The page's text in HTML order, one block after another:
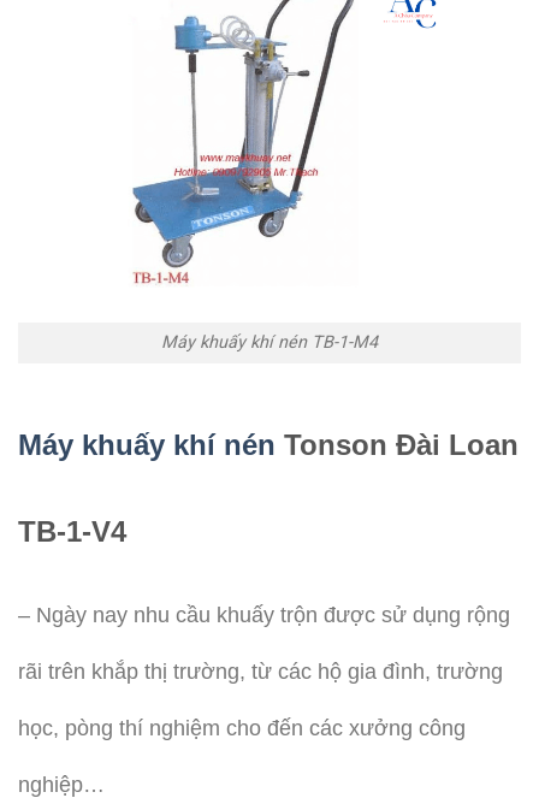
Máy khuấy khí nén TB-1-M4
Máy khuấy khí nén Tonson Đài Loan
TB-1-V4
– Ngày nay nhu cầu khuấy trộn được sử dụng rộng
rãi trên khắp thị trường, từ các hộ gia đình, trường
học, pòng thí nghiệm cho đến các xưởng công
nghiệp…